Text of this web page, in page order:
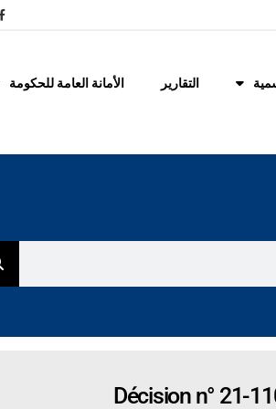
التقارير الأمانة العامة للحكومة
Décision n° 21-